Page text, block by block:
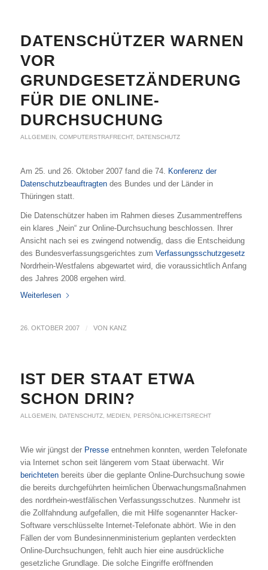
DATENSCHÜTZER WARNEN
VOR
GRUNDGESETZÄNDERUNG
FÜR DIE ONLINE-
DURCHSUCHUNG
ALLGEMEIN, COMPUTERSTRAFRECHT, DATENSCHUTZ
Am 25. und 26. Oktober 2007 fand die 74. Konferenz der
Datenschutzbeauftragtendes Bundes und der Länder in
Thüringen statt.
Die Datenschützer haben im Rahmen dieses Zusammentreffens
ein klares „Nein“ zur Online-Durchsuchung beschlossen. Ihrer
Ansicht nach sei es zwingend notwendig, dass die Entscheidung
des Bundesverfassungsgerichtes zum Verfassungsschutzgesetz
Nordrhein-Westfalens abgewartet wird, die voraussichtlich Anfang
des Jahres 2008 ergehen wird.
Weiterlesen
26. OKTOBER 2007 / VON KANZ
IST DER STAAT ETWA
SCHON DRIN?
ALLGEMEIN, DATENSCHUTZ, MEDIEN, PERSÖNLICHKEITSRECHT
Wie wir jüngst der Presseentnehmen konnten, werden Telefonate
via Internet schon seit längerem vom Staat überwacht. Wir
berichtetenbereits über die geplante Online-Durchsuchung sowie
die bereits durchgeführten heimlichen Überwachungsmaßnahmen
des nordrhein-westfälischen Verfassungsschutzes. Nunmehr ist
die Zollfahndung aufgefallen, die mit Hilfe sogenannter Hacker-
Software verschlüsselte Internet-Telefonate abhört. Wie in den
Fällen der vom Bundesinnenministerium geplanten verdeckten
Online-Durchsuchungen, fehlt auch hier eine ausdrückliche
gesetzliche Grundlage. Die solche Eingriffe eröffnenden